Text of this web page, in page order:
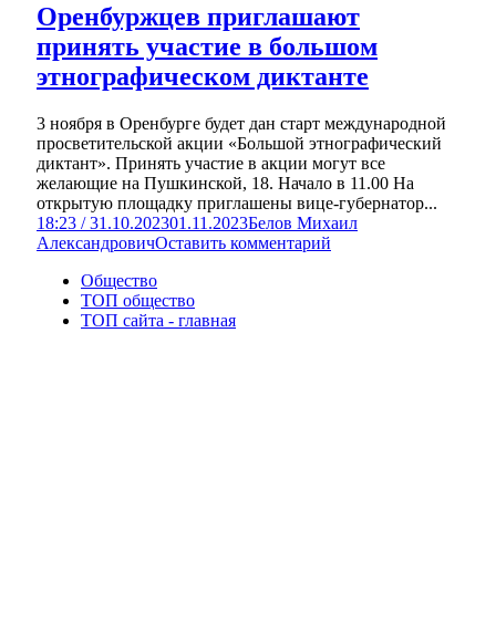
Оренбуржцев приглашают
принять участие в большом
этнографическом диктанте
3 ноября в Оренбурге будет дан старт международной
просветительской акции «Большой этнографический
диктант». Принять участие в акции могут все
желающие на Пушкинской, 18. Начало в 11.00 На
открытую площадку приглашены вице-губернатор...
18:23 / 31.10.202301.11.2023Белов Михаил
АлександровичОставить комментарий
Общество
ТОП общество
ТОП сайта - главная